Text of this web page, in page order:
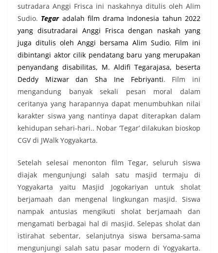
sutradara Anggi Frisca ini naskahnya ditulis oleh Alim
Sudio. Tegaradalah film drama Indonesia tahun 2022
yang disutradarai Anggi Frisca dengan naskah yang
juga ditulis oleh Anggi bersama Alim Sudio. Film ini
dibintangi aktor cilik pendatang baru yang merupakan
penyandang disabilitas, M. Aldifi Tegarajasa, beserta
Deddy MizwardanSha Ine Febriyanti. Film ini
mengandung banyak sekali pesan moral dalam
ceritanya yang harapannya dapat menumbuhkan nilai
karakter siswa yang nantinya dapat diterapkan dalam
kehidupan sehari-hari.. Nobar ‘Tegar’ dilakukan bioskop
CGV di JWalk Yogyakarta.
Setelah selesai menonton film Tegar, seluruh siswa
diajak mengunjungi salah satu masjid termaju di
Yogyakarta yaitu Masjid Jogokariyan untuk sholat
berjamaah dan mengenal lingkungan masjid. Siswa
nampak antusias mengikuti sholat berjamaah dan
mengamati berbagai hal di masjid. Selepas sholat dan
istirahat sebentar, selanjutnya siswa bersama-sama
mengunjungi salah satu pasar modern di Yogyakarta.